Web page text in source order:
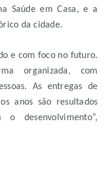
Saúde em Casa, e a
da cidade.
e com foco no futuro.
organizada, com
As entregas de
anos são resultados
desenvolvimento”,